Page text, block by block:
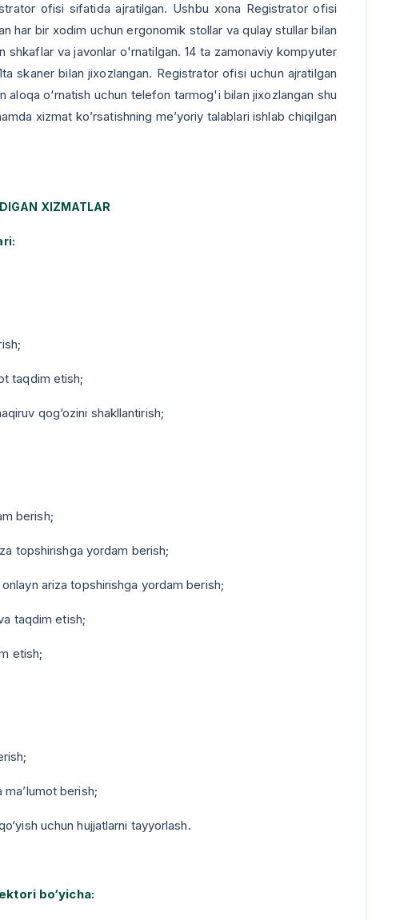
ofisi sifatida ajratilgan. Ushbu xona Registrator ofisi
har bir xodim uchun ergonomik stollar va qulay stullar bilan
va javonlar o'rnatilgan. 14 ta zamonaviy kompyuter
skaner bilan jixozlangan. Registrator ofisi uchun ajratilgan
о‘rnatish uchun telefon tarmog'i bilan jixozlangan shu
xizmat ko’rsatishning me’yoriy talablari ishlab chiqilgan
XIZMATLAR
taqdim etish;
qog‘ozini shakllantirish;
berish;
topshirishga yordam berish;
ariza topshirishga yordam berish;
taqdim etish;
etish;
ma’lumot berish;
uchun hujjatlarni tayyorlash.
bo‘yicha: